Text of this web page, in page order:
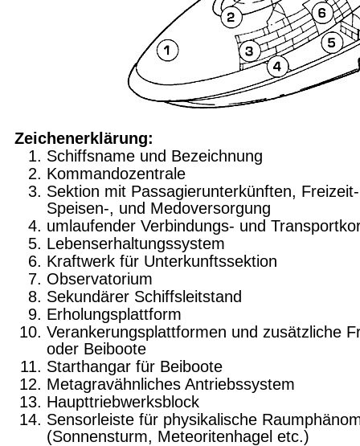
Zeichenerklärung:
Schiffsname und Bezeichnung
Kommandozentrale
Sektion mit Passagierunterkünften,
Speisen-, und Medoversorgung
umlaufender Verbindungs- und
Lebenserhaltungssystem
Kraftwerk für Unterkunftssektion
Observatorium
Sekundärer Schiffsleitstand
Erholungsplattform
Verankerungsplattformen und zusätzliche
oder Beiboote
Starthangar für Beiboote
Metagravähnliches Antriebssystem
Haupttriebwerksblock
Sensorleiste für physikalische
(Sonnensturm, Meteoritenhagel etc.)